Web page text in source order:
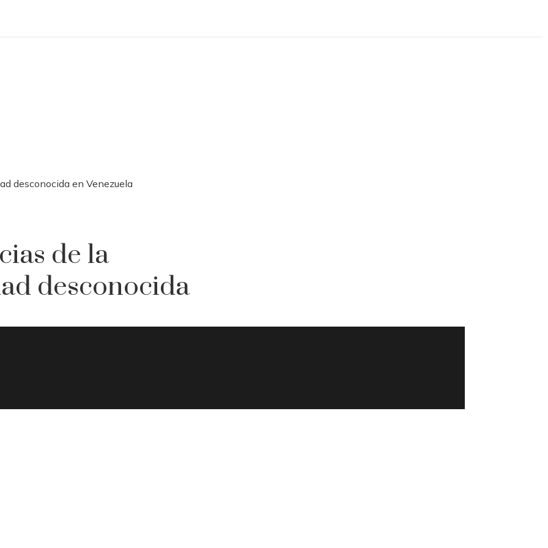
desconocida en Venezuela
de la
desconocida